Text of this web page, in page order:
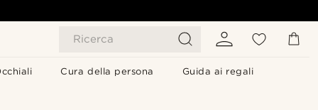
Ricerca
Cura della persona Guida ai regali